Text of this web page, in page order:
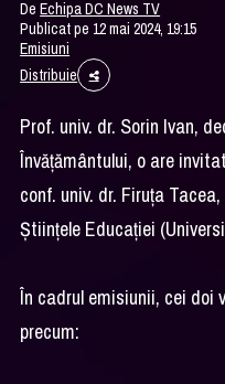
DeEchipa DC News TV
Publicat pe 12 mai 2024, 19:15
Emisiuni
Distribuie
Prof. univ. dr. Sorin Ivan,
Învățământului, o are
conf. univ. dr. Firuța
Științele Educației
În cadrul emisiunii, cei doi
precum: